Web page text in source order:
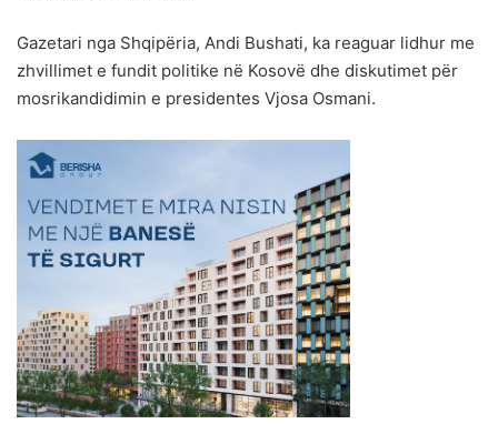
Gazetari nga Shqipëria, Andi Bushati, ka reaguar lidhur me
zhvillimet e fundit politike në Kosovë dhe diskutimet për
mosrikandidimin e presidentes Vjosa Osmani.